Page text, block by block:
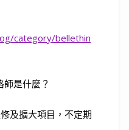
category/bellethin
師是什麼？
及擴大項目，不定期